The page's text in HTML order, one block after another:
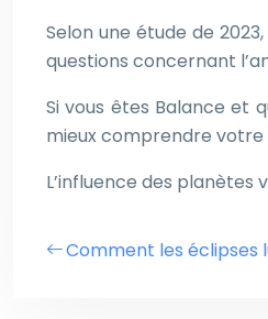
Selon une étude de
questions concernant
Si vous êtes Balance et
mieux comprendre votre
L’influence des
Comment les éclipses